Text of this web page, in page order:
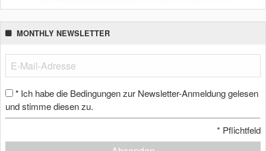
MONTHLY NEWSLETTER
* Ich habe die Bedingungen zur Newsletter-Anmeldung gelesen
und stimme diesen zu.
* Pflichtfeld